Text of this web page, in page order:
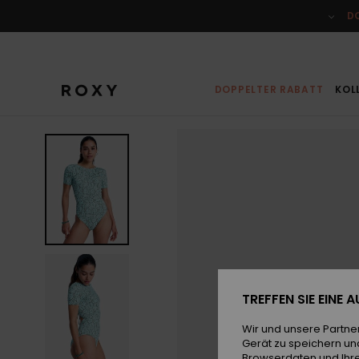
DOPPELTER RABATT
TREFFEN SIE EINE
Wir und unsere
Gerät zu speichern